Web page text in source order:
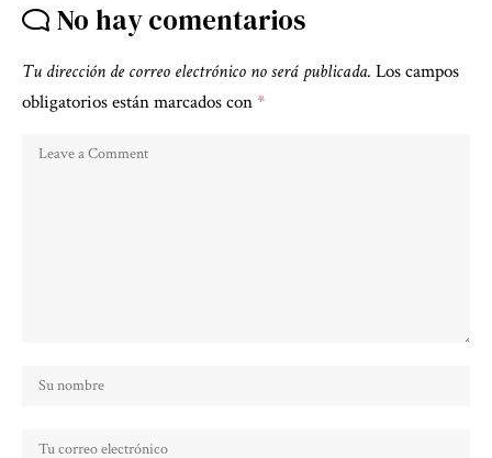
No hay comentarios
Tu dirección de correo electrónico no será publicada. Los campos
obligatorios están marcados con*